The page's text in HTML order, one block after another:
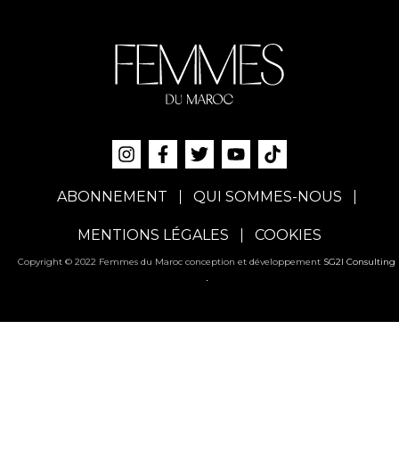
ABONNEMENT QUI SOMMES-NOUS
MENTIONS LÉGALES COOKIES
Copyright © 2022 Femmes du Maroc conception et développement SG2I Consulting